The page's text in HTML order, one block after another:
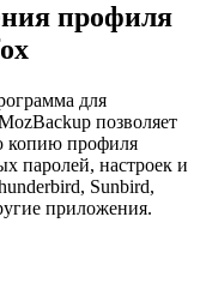
профиля
для
позволяет
копию профиля
паролей, настроек и
Sunbird,
приложения.